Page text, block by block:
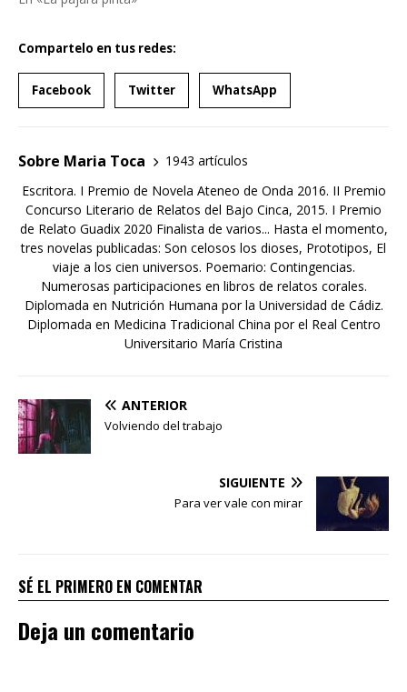
Compartelo en tus redes:
Facebook Twitter WhatsApp
Sobre Maria Toca
1943 artículos
Escritora. I Premio de Novela Ateneo de Onda 2016. II Premio
Concurso Literario de Relatos del Bajo Cinca, 2015. I Premio
de Relato Guadix 2020 Finalista de varios... Hasta el momento,
tres novelas publicadas: Son celosos los dioses, Prototipos, El
viaje a los cien universos. Poemario: Contingencias.
Numerosas participaciones en libros de relatos corales.
Diplomada en Nutrición Humana por la Universidad de Cádiz.
Diplomada en Medicina Tradicional China por el Real Centro
Universitario María Cristina
ANTERIOR
Volviendo del trabajo
SIGUIENTE
Para ver vale con mirar
SÉ EL PRIMERO EN COMENTAR
Deja un comentario